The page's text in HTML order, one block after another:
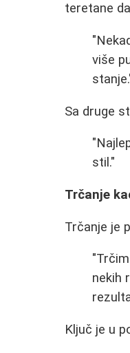
teretane
više
Sa druge
stil."
Trčanje
Trčanje je
nekih
Ključ je u